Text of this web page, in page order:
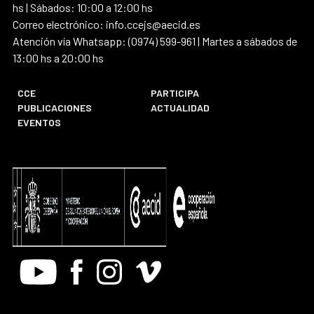
hs | Sábados: 10:00 a 12:00 hs
Correo electrónico: info.ccejs@aecid.es
Atención vía Whatsapp: (0974) 599-961 | Martes a sábados de
13:00 hs a 20:00 hs
CCE
PARTICIPA
PUBLICACIONES
ACTUALIDAD
EVENTOS
Youtube FacebookInstagram
Vimeo